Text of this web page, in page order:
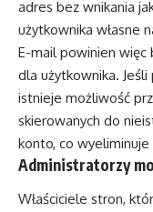
adres bez wnikania
użytkownika własne
E-mail powinien więc
dla użytkownika.
istnieje możliwość
skierowanych do
konto, co
Administratorzy
Właściciele stron,